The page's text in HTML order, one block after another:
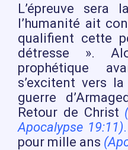
L’épreuve sera
l’humanité ait
qualifient cette
détresse ».
prophétique
s’excitent vers
guerre
Retour de Christ
Apocalypse 19:11).
pour mille ans